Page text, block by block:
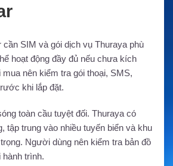
cần SIM và gói dịch vụ Thuraya phù
hoạt động đầy đủ nếu chưa kích
nên kiểm tra gói thoại, SMS,
khi lắp đặt.
toàn cầu tuyệt đối. Thuraya có
tập trung vào nhiều tuyến biển và khu
Người dùng nên kiểm tra bản đồ
trình.